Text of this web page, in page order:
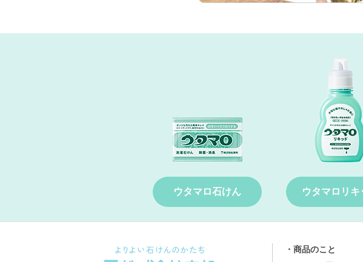
ウタマロ石けん ウタマロリキ
商品のこと